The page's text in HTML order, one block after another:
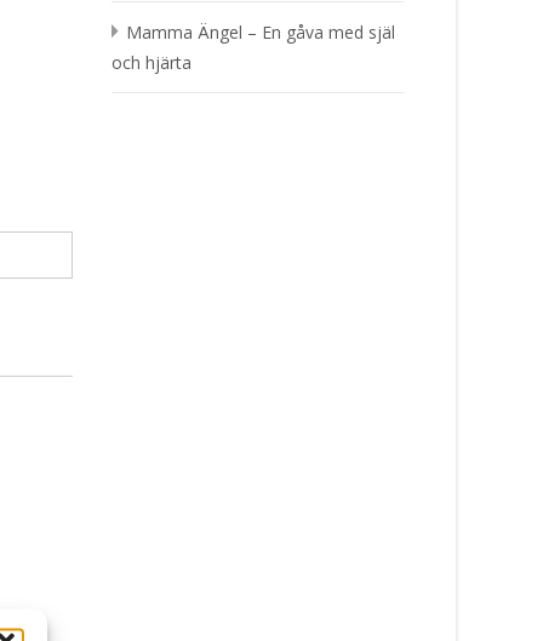
Mamma Ängel – En gåva med själ
och hjärta